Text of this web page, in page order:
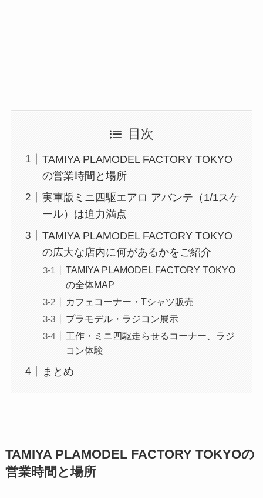
目次
TAMIYA PLAMODEL FACTORY TOKYO
の営業時間と場所
実車版ミニ四駆エアロ アバンテ（1/1スケ
ール）は迫力満点
TAMIYA PLAMODEL FACTORY TOKYO
の広大な店内に何があるかをご紹介
TAMIYA PLAMODEL FACTORY TOKYO
の全体MAP
カフェコーナー・Tシャツ販売
プラモデル・ラジコン展示
工作・ミニ四駆走らせるコーナー、ラジ
コン体験
まとめ
TAMIYA PLAMODEL FACTORY TOKYOの
営業時間と場所